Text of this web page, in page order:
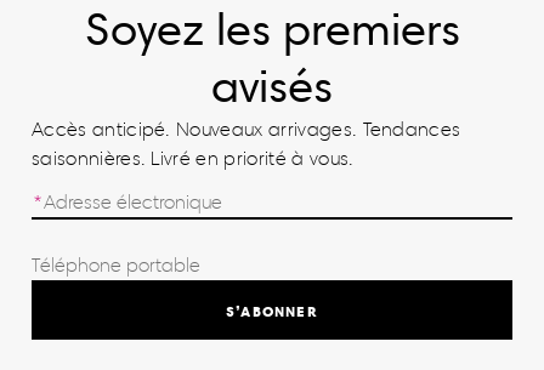
Soyez les premiers
avisés
Accès anticipé. Nouveaux arrivages. Tendances
saisonnières. Livré en priorité à vous.
S’ABONNER